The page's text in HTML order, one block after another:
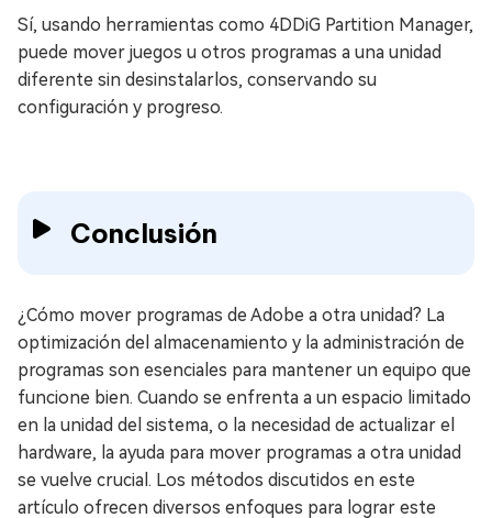
Sí, usando herramientas como 4DDiG Partition Manager,
puede mover juegos u otros programas a una unidad
diferente sin desinstalarlos, conservando su
configuración y progreso.
Conclusión
¿Cómo mover programas de Adobe a otra unidad? La
optimización del almacenamiento y la administración de
programas son esenciales para mantener un equipo que
funcione bien. Cuando se enfrenta a un espacio limitado
en la unidad del sistema, o la necesidad de actualizar el
hardware, la ayuda para mover programas a otra unidad
se vuelve crucial. Los métodos discutidos en este
artículo ofrecen diversos enfoques para lograr este